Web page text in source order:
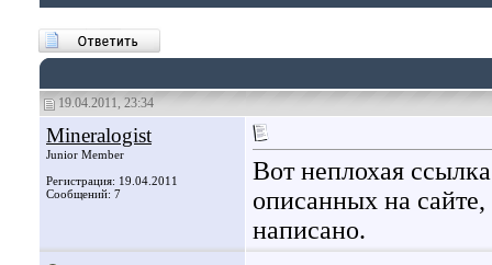
19.04.2011, 23:34
Mineralogist
Junior Member
Регистрация: 19.04.2011
Сообщений: 7
Вот неплохая
описанных на
написано.